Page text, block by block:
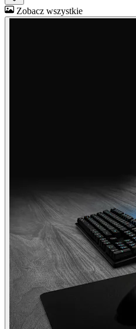
Zobacz wszystkie